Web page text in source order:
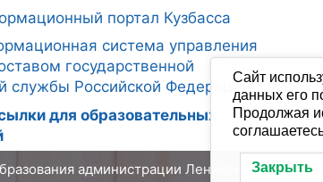
портал Кузбасса
система управления
государственной
службы Российской Федерации
для образовательных
администрации Ленинск-
Сайт
данных его
Продолжая
Закрыть